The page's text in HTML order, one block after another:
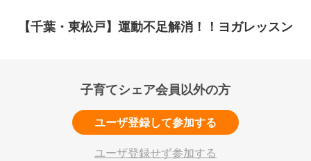
【千葉・東松戸】運動不足解消！！ヨガレッスン
子育てシェア会員以外の方
ユーザ登録して参加する
ユーザ登録せず参加する